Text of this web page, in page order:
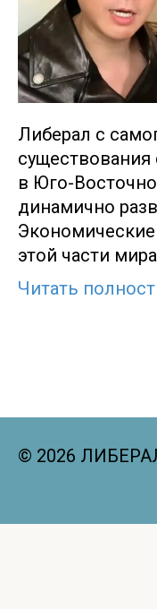
Либерал с
в Юго-
динамично
этой части
Читать
© 2026